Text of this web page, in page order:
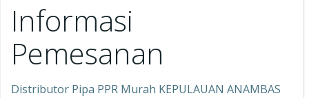
Informasi
Pemesanan
Distributor Pipa PPR Murah KEPULAUAN ANAMBAS